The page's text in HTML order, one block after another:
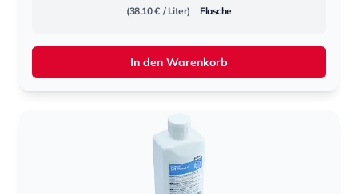
(38,10 € / Liter) Flasche
In den Warenkorb